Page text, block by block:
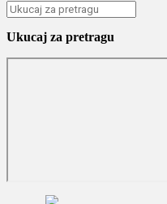
Ukucaj za pretragu